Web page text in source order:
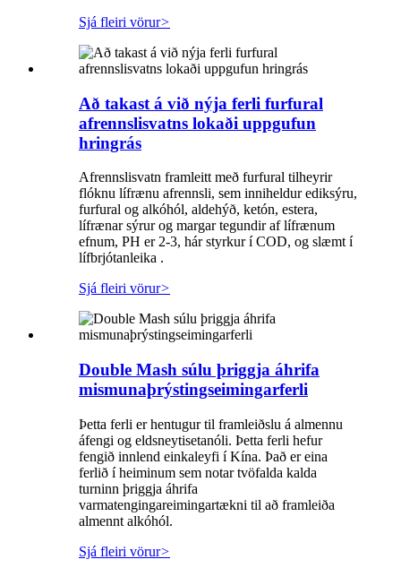
Sjá fleiri vörur>
Að takast á við nýja ferli furfural
afrennslisvatns lokaði uppgufun
hringrás
Afrennslisvatn framleitt með furfural tilheyrir
flóknu lífrænu afrennsli, sem inniheldur ediksýru,
furfural og alkóhól, aldehýð, ketón, estera,
lífrænar sýrur og margar tegundir af lífrænum
efnum, PH er 2-3, hár styrkur í COD, og ​​slæmt í
lífbrjótanleika .
Sjá fleiri vörur>
Double Mash súlu þriggja áhrifa
mismunaþrýstingseimingarferli
Þetta ferli er hentugur til framleiðslu á almennu
áfengi og eldsneytisetanóli. Þetta ferli hefur
fengið innlend einkaleyfi í Kína. Það er eina
ferlið í heiminum sem notar tvöfalda kalda
turninn þriggja áhrifa
varmatengingareimingartækni til að framleiða
almennt alkóhól.
Sjá fleiri vörur>